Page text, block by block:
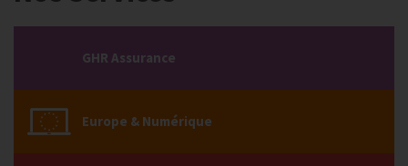
GHR Assurance
Europe & Numérique